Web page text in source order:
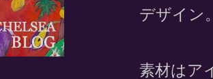
デザイン
素材はア